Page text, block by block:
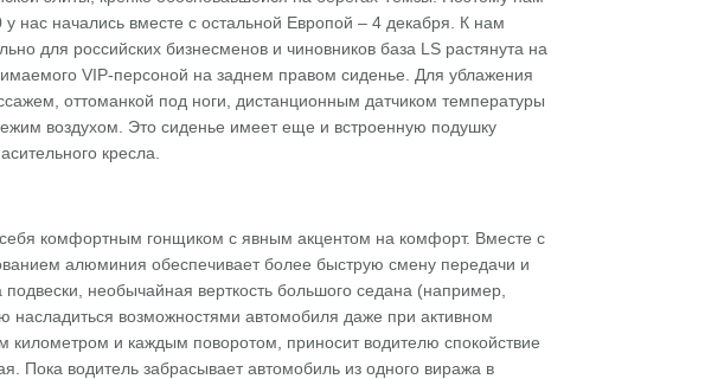
нас начались вместе с остальной Европой – 4 декабря. К нам
для российских бизнесменов и чиновников база LS растянута на
VIP-персоной на заднем правом сиденье. Для ублажения
оттоманкой под ноги, дистанционным датчиком температуры
воздухом. Это сиденье имеет еще и встроенную подушку
кресла.
комфортным гонщиком с явным акцентом на комфорт. Вместе с
алюминия обеспечивает более быструю смену передачи и
необычайная верткость большого седана (например,
насладиться возможностями автомобиля даже при активном
и каждым поворотом, приносит водителю спокойствие
Пока водитель забрасывает автомобиль из одного виража в